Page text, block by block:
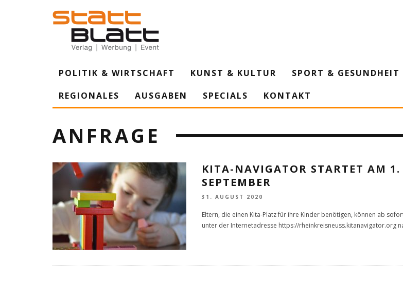
POLITIK & WIRTSCHAFT KUNST & KULTUR SPORT & GESUNDHEIT
REGIONALES
AUSGABEN SPECIALS KONTAKT
ANFRAGE
KITA-NAVIGATOR STARTET AM 1.
SEPTEMBER
31. AUGUST 2020
Eltern, die einen Kita-Platz für ihre Kinder benötigen, können ab
unter der Internetadresse https://rheinkreisneuss.kitanavigator.org